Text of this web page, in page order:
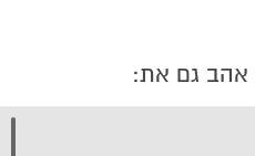
אהב גם את: